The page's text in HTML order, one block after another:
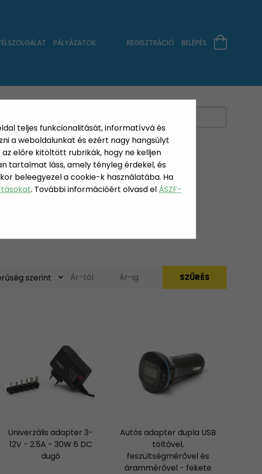
teljes funkcionalitását, informatívvá és
a weboldalunkat és ezért nagy hangsúlyt
előre kitöltött rubrikák, hogy ne kelljen
tartalmat láss, amely tényleg érdekel, és
beleegyezel a cookie-k használatába. Ha
. További információért olvasd el ÁSZF-
PÁLYÁZATOK REGISZTRÁCIÓ BELÉPÉS
Univerzális adapter 3-
12V - 2.5A - 30W 6 DC
dugó
Autós adapter dupla USB
töltővel,
feszültségmérővel és
árammérővel - fekete